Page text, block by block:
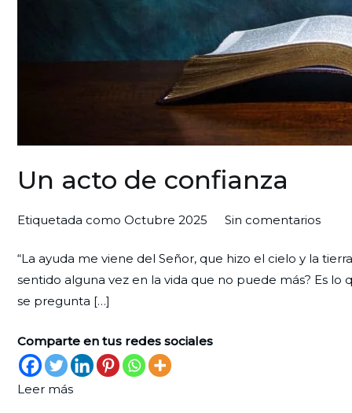
Un acto de confianza
Por
Ciudad
Nueva
Publicada
30
de
septiembre
2025
Publicada
Palabra
de
Vida
Etiquetada como Octubre 2025 Sin comentariosen
acto
de
“La ayuda me viene del Señor, que hizo el cielo y la
sentido alguna vez en la vida que no puede más? Es lo
se pregunta […]
Comparte en tus redes sociales
Leer más